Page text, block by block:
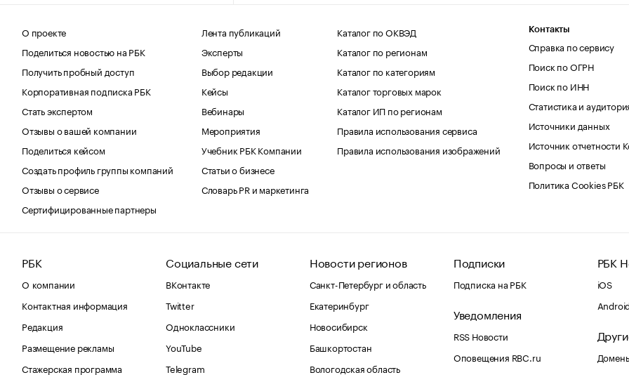
О проекте
Поделиться новостью на РБК
Получить пробный доступ
Корпоративная подписка РБК
Стать экспертом
Отзывы о вашей компании
Поделиться кейсом
Создать профиль группы компаний
Отзывы о сервисе
Сертифицированные партнеры
Лента публикаций
Эксперты
Выбор редакции
Кейсы
Вебинары
Мероприятия
Учебник РБК Компании
Статьи о бизнесе
Словарь PR и маркетинга
Каталог по ОКВЭД
Каталог по регионам
Каталог по категориям
Каталог торговых марок
Каталог ИП по регионам
Правила использования сервиса
Правила использования изображений
Контакты
Справка по сервису
Поиск по ОГРН
Поиск по ИНН
Статистика и
Источники данных
Источник отчетности
Вопросы и ответы
Политика Cookies РБК
РБК
О компании
Контактная информация
Редакция
Размещение рекламы
Стажерская программа
Социальные сети
ВКонтакте
Twitter
Одноклассники
YouTube
Telegram
Новости регионов
Санкт-Петербург и область
Екатеринбург
Новосибирск
Башкортостан
Вологодская область
Подписки
Подписка на РБК
Уведомления
RSS Новости
Оповещения RBC.ru
РБК
iOS